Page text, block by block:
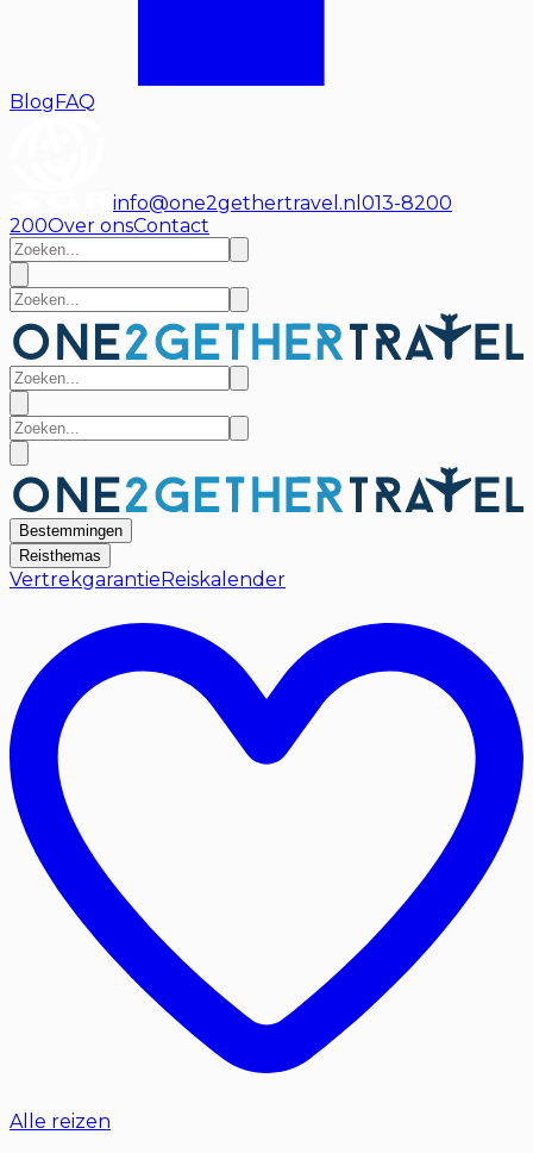
BlogFAQ
info@one2gethertravel.nl 013-8200
200Over onsContact
Bestemmingen
Reisthemas
Vertrekgarantie Reiskalender
Alle reizen